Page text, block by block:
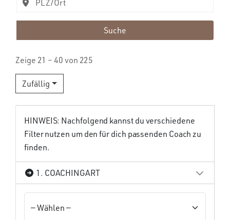
Suche
Zeige 21 – 40 von 225
Zufällig
HINWEIS: Nachfolgend kannst du verschiedene
Filter nutzen um den für dich passenden Coach zu
finden.
1. COACHINGART